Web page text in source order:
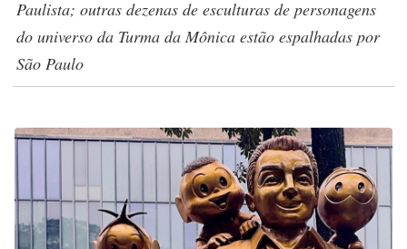
Paulista; outras dezenas de esculturas de personagens
do universo da Turma da Mônica estão espalhadas por
São Paulo